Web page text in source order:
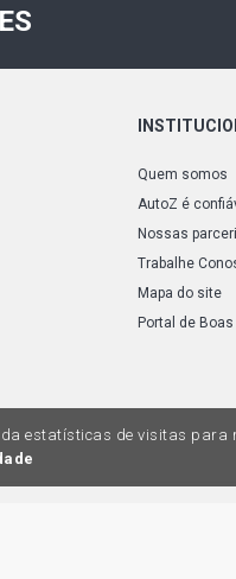
Quem somos
AutoZ é
Nossas
Trabalhe
Mapa do site
Portal de
estatísticas de visitas para